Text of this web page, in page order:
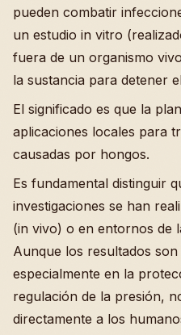
pueden combatir
un estudio in vitro
fuera de un organismo
la sustancia para detener
El significado es que la
aplicaciones locales para
causadas por hongos.
Es fundamental distinguir
investigaciones se han
(in vivo) o en entornos de
Aunque los resultados
especialmente en la
regulación de la presión,
directamente a los